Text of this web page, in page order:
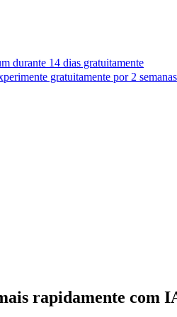
durante 14 dias gratuitamente
gratuitamente por 2 semanas
rapidamente com